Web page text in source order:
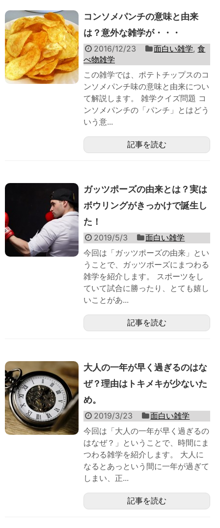
コンソメパンチの意味と由来
は？意外な雑学が・・・
2016/12/23 面白い雑学,食
べ物雑学
この雑学では、ポテトチップスのコ
ンソメパンチ味の意味と由来につい
て解説します。 雑学クイズ問題 コ
ンソメパンチの「パンチ」とはどう
いう意...
記事を読む
ガッツポーズの由来とは？実は
ボウリングがきっかけで誕生し
た！
2019/5/3
面白い雑学
今回は「ガッツポーズの由来」とい
うことで、ガッツポーズにまつわる
雑学を紹介します。 スポーツをし
ていて試合に勝ったり、とても嬉し
いことがあ...
記事を読む
大人の一年が早く過ぎるのはな
ぜ？理由はトキメキが少ないた
め。
2019/3/23
面白い雑学
今回は「大人の一年が早く過ぎるの
はなぜ？」ということで、時間にま
つわる雑学を紹介します。 大人に
なるとあっという間に一年が過ぎて
しまい、正...
記事を読む